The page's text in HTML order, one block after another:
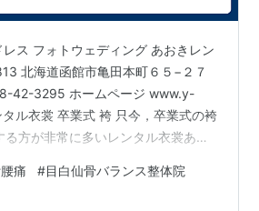
ス フォトウェディング あおきレン
北海道函館市亀田本町６５−２７
42-3295 ホームページ www.y-
ル衣裳 卒業式 袴 只今，卒業式の袴
る方が非常に多いレンタル衣裳あお
VzCaJZHvjb6oRB2CU 目白 肩こり
ス整体院 旧目白接骨院 〒171-0031
腰痛 #目白仙骨バランス整体院